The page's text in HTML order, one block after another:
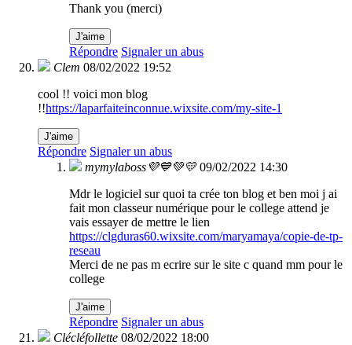
Thank you (merci)
J'aime
Répondre Signaler un abus
Clem 08/02/2022 19:52
cool !! voici mon blog
!!https://laparfaiteinconnue.wixsite.com/my-site-1
J'aime
Répondre Signaler un abus
mymylaboss💜💙💚💛 09/02/2022 14:30
Mdr le logiciel sur quoi ta crée ton blog et ben moi j ai
fait mon classeur numérique pour le college attend je
vais essayer de mettre le lien
https://clgduras60.wixsite.com/maryamaya/copie-de-tp-
reseau
Merci de ne pas m ecrire sur le site c quand mm pour le
college
J'aime
Répondre Signaler un abus
Clécléfollette 08/02/2022 18:00